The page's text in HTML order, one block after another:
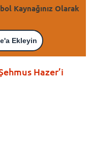
Kaynağınız Olarak
Ekleyin
Hazer’i